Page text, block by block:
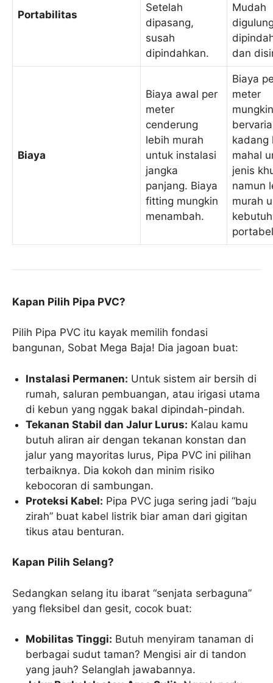
Portabilitas
Setelah
dipasang,
susah
dipindahkan.
Mudah
dan
Biaya
Biaya awal per
meter
cenderung
lebih murah
untuk instalasi
jangka
panjang. Biaya
fitting mungkin
menambah.
Biaya
meter
mungkin
kadang
mahal
jenis
namun
murah
Kapan Pilih Pipa PVC?
Pilih Pipa PVC itu kayak memilih fondasi
bangunan, Sobat Mega Baja! Dia jagoan buat:
Instalasi Permanen: Untuk sistem air bersih di
rumah, saluran pembuangan, atau irigasi utama
di kebun yang nggak bakal dipindah-pindah.
Tekanan Stabil dan Jalur Lurus: Kalau kamu
butuh aliran air dengan tekanan konstan dan
jalur yang mayoritas lurus, Pipa PVC ini pilihan
terbaiknya. Dia kokoh dan minim risiko
kebocoran di sambungan.
Proteksi Kabel: Pipa PVC juga sering jadi “baju
zirah” buat kabel listrik biar aman dari gigitan
tikus atau benturan.
Kapan Pilih Selang?
Sedangkan selang itu ibarat “senjata serbaguna”
yang fleksibel dan gesit, cocok buat:
Mobilitas Tinggi: Butuh menyiram tanaman di
berbagai sudut taman? Mengisi air di tandon
yang jauh? Selanglah jawabannya.